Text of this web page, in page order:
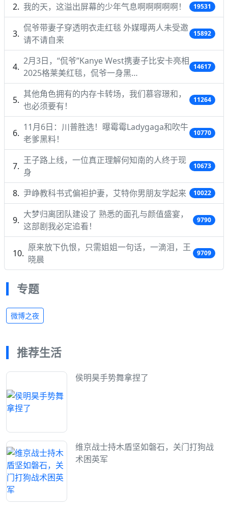
我的天，这溢出屏幕的少年气息啊啊啊啊啊！ 19531
侃爷带妻子穿透明衣走红毯 外媒曝两人未受邀
请不请自来
15892
2月3日，“侃爷”Kanye West携妻子比安卡亮相
2025格莱美红毯，侃爷一身黑…
14617
其他角色拥有的内存卡转场，我们慕容璟和，
也必须要有！
11264
11月6日：川普胜选！曝霉霉Ladygaga和吹牛
老爹黑料！
10770
王子路上线，一位真正理解何知南的人终于现
身
10673
尹峥教科书式偏袒护妻，艾特你男朋友学起来 10022
大梦归离团队建设了 熟悉的面孔与颜值盛宴，
这部剧我必定追看！
9790
原来放下仇恨，只需姐姐一句话，一滴泪，王
晓晨
9709
专题
微博之夜
推荐生活
侯明昊手势舞拿捏了
维京战士持木盾坚如磐石，关门打狗战
术困英军